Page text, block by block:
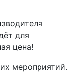
для
цена!
мероприятий.